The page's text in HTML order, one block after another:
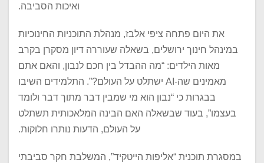
ואיכות הסביבה.
את היום פתחה ציפי אלבז, מנהלת התוכניות החינוכיות
במינהל חינוך ירושלים, בשאלה שעוררה דיון מסקרן בקרב
מאות הילדים: “מה ההבדל בין חכם לנבון, והאם אתם
מאמינים שה-AI ישתלט על העולם?”. התלמידים השיבו
בבגרות כי “נבון הוא מי שמבין דבר מתוך דבר ולומד
בעצמו”, בעוד שבשאלה האם הבינה המלאכותית תשתלט
על העולם, הדעות נותרו חלוקות.
במסגרת תוכנית “אליפות הייטקיד”, המשלבת חקר סביבתי